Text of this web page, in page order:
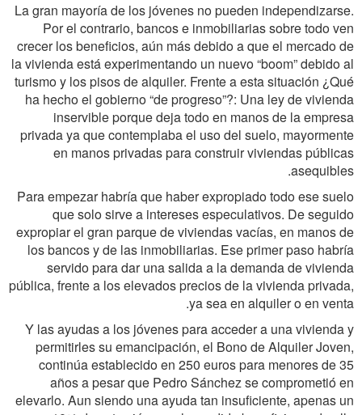
La gran mayoría de los jóvenes no pueden independizarse.
Por el contrario, bancos e inmobiliarias sobre todo ven
crecer los beneficios, aún más debido a que el mercado de
la vivienda está experimentando un nuevo “boom” debido al
turismo y los pisos de alquiler. Frente a esta situación ¿Qué
ha hecho el gobierno “de progreso”?: Una ley de vivienda
inservible porque deja todo en manos de la empresa
privada ya que contemplaba el uso del suelo, mayormente
en manos privadas para construir viviendas públicas
asequibles.
Para empezar habría que haber expropiado todo ese suelo
que solo sirve a intereses especulativos. De seguido
expropiar el gran parque de viviendas vacías, en manos de
los bancos y de las inmobiliarias. Ese primer paso habría
servido para dar una salida a la demanda de vivienda
pública, frente a los elevados precios de la vivienda privada,
ya sea en alquiler o en venta.
Y las ayudas a los jóvenes para acceder a una vivienda y
permitirles su emancipación, el Bono de Alquiler Joven,
continúa establecido en 250 euros para menores de 35
años a pesar que Pedro Sánchez se comprometió en
elevarlo. Aun siendo una ayuda tan insuficiente, apenas un